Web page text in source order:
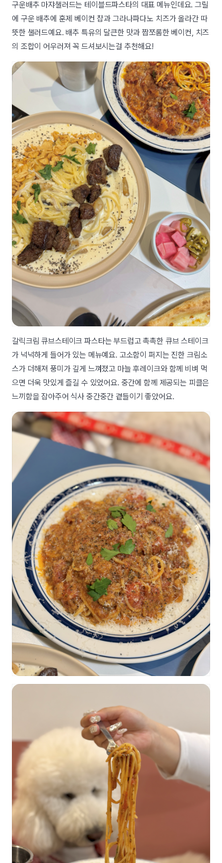
구운배추 마쟈샐러드는 테이블드파스타의 대표 메뉴인데요. 그릴
에 구운 배추에 훈제 베이컨 챱과 그라나파다노 치즈가 올라간 따
뜻한 샐러드예요. 배추 특유의 달큰한 맛과 짭쪼롬한 베이컨, 치즈
의 조합이 어우러져 꼭 드셔보시는걸 추천해요!
갈릭크림 큐브스테이크 파스타는 부드럽고 촉촉한 큐브 스테이크
가 넉넉하게 들어가 있는 메뉴예요. 고소함이 퍼지는 진한 크림소
스가 더해져 풍미가 깊게 느껴졌고 마늘 후레이크와 함께 비벼 먹
으면 더욱 맛있게 즐길 수 있었어요. 중간에 함께 제공되는 피클은
느끼함을 잡아주어 식사 중간중간 곁들이기 좋았어요.